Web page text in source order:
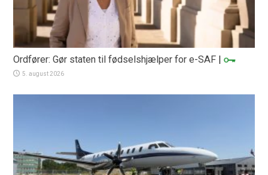
Ordfører: Gør staten til fødselshjælper for e-SAF |
5. august 2026